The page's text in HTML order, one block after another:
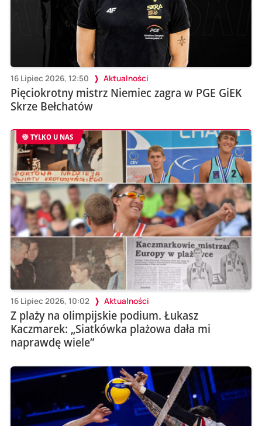
16 Lipiec 2026, 12:50 Aktualności
Pięciokrotny mistrz Niemiec zagra w PGE GiEK
Skrze Bełchatów
TYLKO U NAS
16 Lipiec 2026, 10:02 Aktualności
Z plaży na olimpijskie podium. Łukasz
Kaczmarek: „Siatkówka plażowa dała mi
naprawdę wiele”